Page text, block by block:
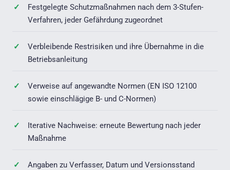
Festgelegte Schutzmaßnahmen nach dem 3-Stufen-
Verfahren, jeder Gefährdung zugeordnet
Verbleibende Restrisiken und ihre Übernahme in die
Betriebsanleitung
Verweise auf angewandte Normen (EN ISO 12100
sowie einschlägige B- und C-Normen)
Iterative Nachweise: erneute Bewertung nach jeder
Maßnahme
Angaben zu Verfasser, Datum und Versionsstand